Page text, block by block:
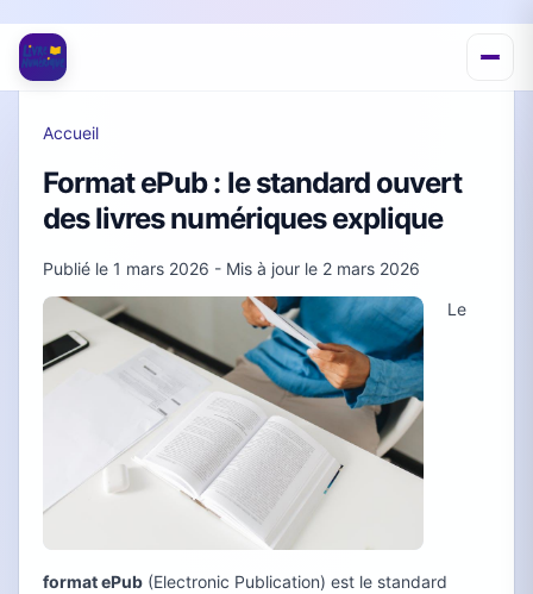
Accueil
Format ePub : le standard ouvert
des livres numériques explique
Publié le 1 mars 2026 - Mis à jour le 2 mars 2026
Le
format ePub (Electronic Publication) est le standard